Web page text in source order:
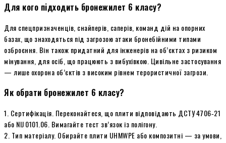
Для кого підходить бронежилет 6 класу?
Для спецпризначенців, снайперів, саперів, команд дій на опорних
базах, що знаходяться під загрозою атаки бронебійними типами
озброєння. Він також придатний для інженерів на об’єктах з ризиком
мінування, для осіб, що працюють з вибухівкою. Цивільне застосування
— лише охорона об’єктів з високим рівнем терористичної загрози.
Як обрати бронежилет 6 класу?
1. Сертифікація. Переконайтеся, що плити відповідають ДСТУ 4706‑21
або NIJ 0101.06. Вимагайте тест зв’язок із полігону.
2. Тип матеріалу. Обирайте плити UHMWPE або композитні — за умови,